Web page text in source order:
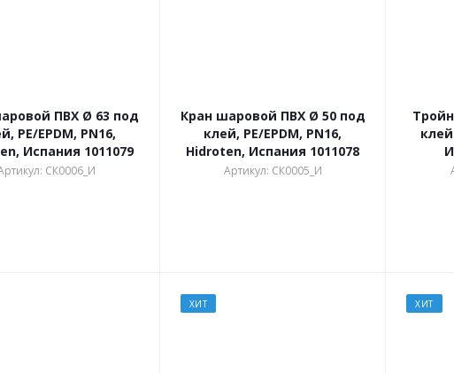
ПВХ Ø 63 под
PE/EPDM, PN16,
Испания 1011079
СК0006_И
Кран шаровой ПВХ Ø 50 под
клей, PE/EPDM, PN16,
Hidroten, Испания 1011078
Артикул: СК0005_И
ХИТ ХИТ